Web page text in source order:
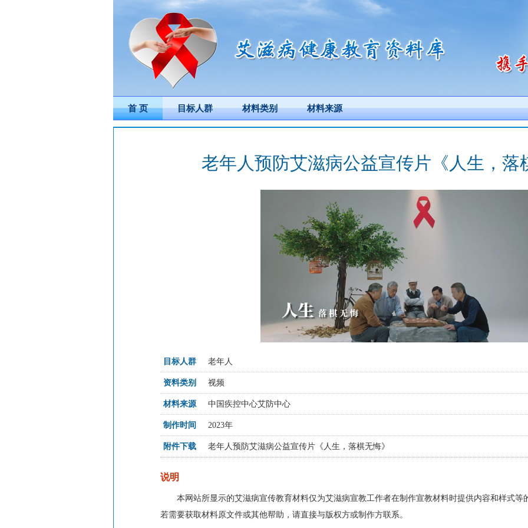
首 页 目标人群 材料类别 材料来源
老年人预防艾滋病公益宣传片《人生，落
目标人群 老年人
资料类别 视频
材料来源 中国疾控中心艾防中心
制作时间 2023年
附件下载 老年人预防艾滋病公益宣传片《人生，落棋无悔》
说明
本网站所显示的艾滋病宣传教育材料仅为艾滋病宣教工作者在制作宣教材料时提供内容和样式等
若需要获取材料原文件或其他帮助，请直接与版权方或制作方联系。